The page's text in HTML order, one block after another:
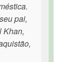
pai,
Khan,